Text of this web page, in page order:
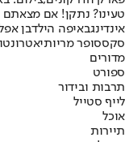
טעינו? נתקן! אם
אינדינגבאיפה הילדבן
סקססופר מריותיאטרונטו
מדורים
ספורט
תרבות ובידור
לייף סטייל
אוכל
תיירות